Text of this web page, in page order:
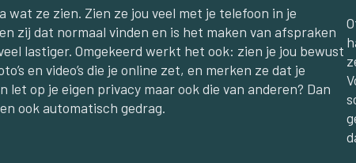
wat ze zien. Zien ze jou veel met je telefoon in je
zij dat normaal vinden en is het maken van afspraken
lastiger. Omgekeerd werkt het ook: zien je jou bewust
en video’s die je online zet, en merken ze dat je
let op je eigen privacy maar ook die van anderen? Dan
ook automatisch gedrag.